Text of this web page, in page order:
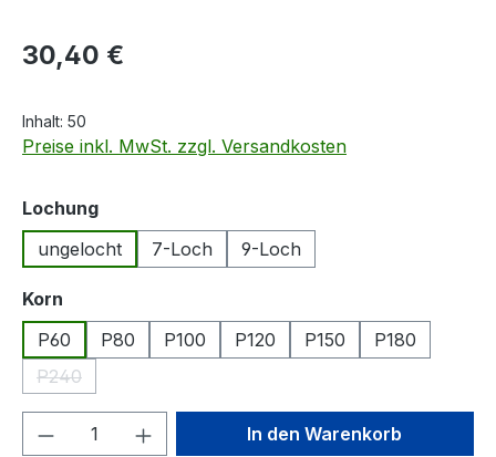
Regulärer Preis:
30,40 €
Inhalt: 50
Preise inkl. MwSt. zzgl. Versandkosten
Lochungauswählen
ungelocht
7-Loch 9-Loch
Korn
P60
P80 P100 P120 P150
P180
P240
(Diese Option ist zurzeit nicht verfügbar.)
Produkt Anzahl: Gib denIn den Warenkorb